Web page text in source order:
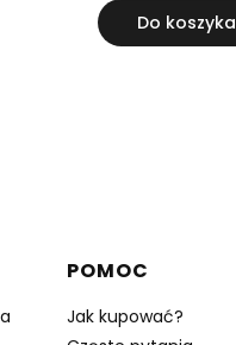
Do koszyka
POMOC
Jak kupować?